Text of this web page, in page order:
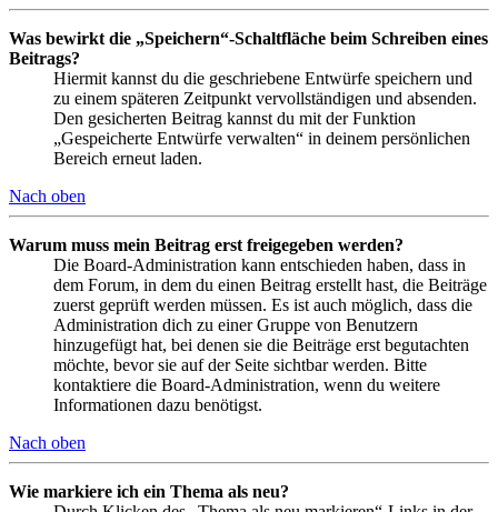
Was bewirkt die „Speichern“-Schaltfläche beim Schreiben eines
Beitrags?
Hiermit kannst du die geschriebene Entwürfe speichern und
zu einem späteren Zeitpunkt vervollständigen und absenden.
Den gesicherten Beitrag kannst du mit der Funktion
„Gespeicherte Entwürfe verwalten“ in deinem persönlichen
Bereich erneut laden.
Nach oben
Warum muss mein Beitrag erst freigegeben werden?
Die Board-Administration kann entschieden haben, dass in
dem Forum, in dem du einen Beitrag erstellt hast, die Beiträge
zuerst geprüft werden müssen. Es ist auch möglich, dass die
Administration dich zu einer Gruppe von Benutzern
hinzugefügt hat, bei denen sie die Beiträge erst begutachten
möchte, bevor sie auf der Seite sichtbar werden. Bitte
kontaktiere die Board-Administration, wenn du weitere
Informationen dazu benötigst.
Nach oben
Wie markiere ich ein Thema als neu?